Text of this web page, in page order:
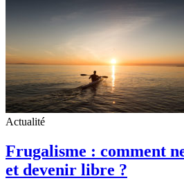
Actualité
Frugalisme : comment
et devenir libre ?